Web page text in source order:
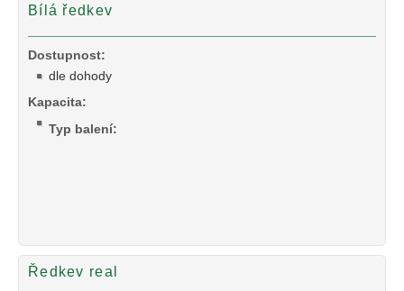
Bílá ředkev
Dostupnost:
dle dohody
Kapacita:
Typ balení:
Ředkev real